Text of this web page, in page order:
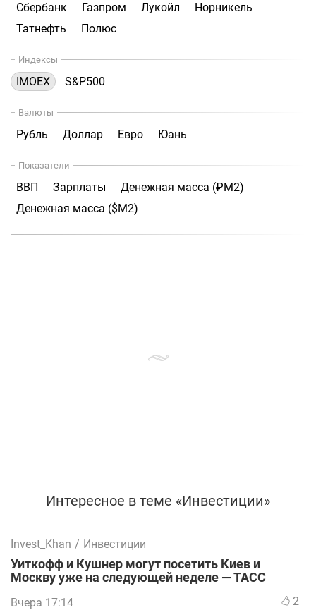
Сбербанк Газпром Лукойл
Норникель
Татнефть
Полюс
Индексы
IMOEX S&P500
Валюты
Рубль Доллар Евро Юань
Показатели
ВВП Зарплаты
Денежная масса (₽М2)
Денежная масса ($М2)
Интересное в теме «Инвестиции»
Invest_Khan / Инвестиции
Уиткофф и Кушнер могут посетить Киев и
Москву уже на следующей неделе — ТАСС
Вчера 17:14 2